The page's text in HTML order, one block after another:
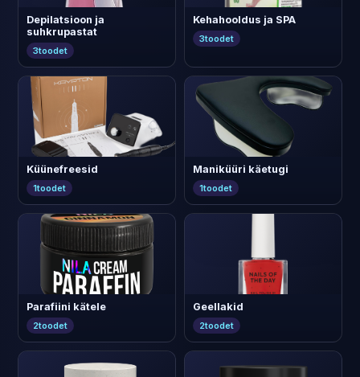
Depilatsioon ja
suhkrupastat
3toodet
Kehahooldus ja SPA
3toodet
Küünefreesid
1toodet
Maniküüri käetugi
1toodet
Parafiini kätele
2toodet
Geellakid
2toodet